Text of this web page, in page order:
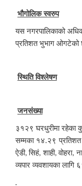
भौगोलिक स्वरुप
यस नगरपालिकाको
प्रतिशत भुभाग ओगटेको
स्थिति विश्लेषण
जनसंख्या
३१२९ घरधुरीमा रहेका
सम्मका १४.२९ प्रतिशत
ऐडी,सिहं,शाही,वोहरा,
व्यपार व्यवशायका